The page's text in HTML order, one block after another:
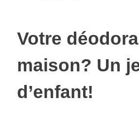
Votre
maison? Un
d’enfant!